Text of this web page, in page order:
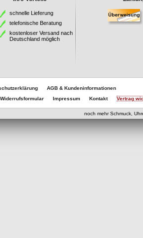
schnelle Lieferung
telefonische Beratung
kostenloser Versand nach
Deutschland möglich
AGB & Kundeninformationen
Impressum Kontakt Vertrag
noch mehr Schmuck,
eCommerce